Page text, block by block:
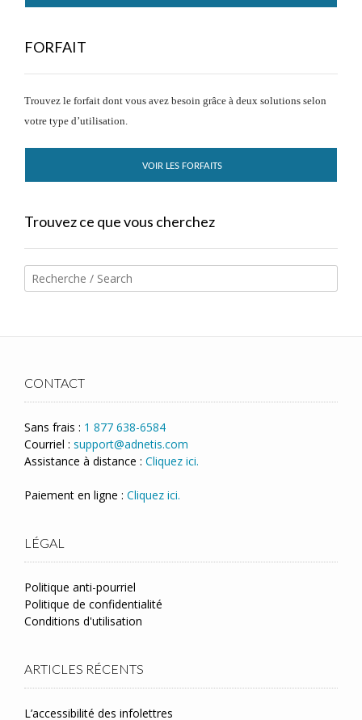
FORFAIT
Trouvez le forfait dont vous avez besoin grâce à deux solutions selon
votre type d’utilisation.
VOIR LES FORFAITS
Trouvez ce que vous cherchez
CONTACT
Sans frais : 1 877 638-6584
Courriel : support@adnetis.com
Assistance à distance : Cliquez ici.
Paiement en ligne : Cliquez ici.
LÉGAL
Politique anti-pourriel
Politique de confidentialité
Conditions d'utilisation
ARTICLES RÉCENTS
L’accessibilité des infolettres